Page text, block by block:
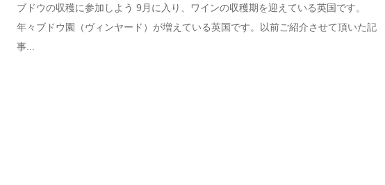
ブドウの収穫に参加しよう 9月に入り、ワインの収穫期を迎えている英国です。
年々ブドウ園（ヴィンヤード）が増えている英国です。以前ご紹介させて頂いた記
事...